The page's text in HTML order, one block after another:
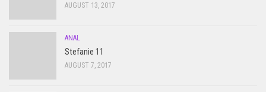
AUGUST 13, 2017
ANAL
Stefanie 11
AUGUST 7, 2017